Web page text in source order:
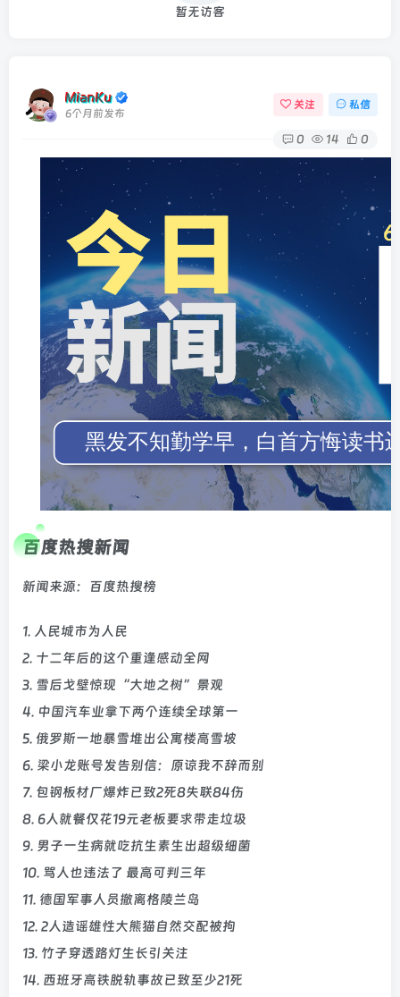
暂无访客
MianKu
6个月前发布
关注 私信
0 14 0
百度热搜新闻
新闻来源：百度热搜榜
1. 人民城市为人民
2. 十二年后的这个重逢感动全网
3. 雪后戈壁惊现“大地之树”景观
4. 中国汽车业拿下两个连续全球第一
5. 俄罗斯一地暴雪堆出公寓楼高雪坡
6. 梁小龙账号发告别信：原谅我不辞而别
7. 包钢板材厂爆炸已致2死8失联84伤
8. 6人就餐仅花19元老板要求带走垃圾
9. 男子一生病就吃抗生素生出超级细菌
10. 骂人也违法了 最高可判三年
11. 德国军事人员撤离格陵兰岛
12. 2人造谣雄性大熊猫自然交配被拘
13. 竹子穿透路灯生长引关注
14. 西班牙高铁脱轨事故已致至少21死